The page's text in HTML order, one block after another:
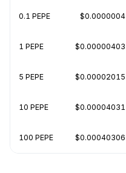
0.1 PEPE $0.0000004
1 PEPE $0.00000403
5 PEPE $0.00002015
10 PEPE $0.00004031
100 PEPE $0.00040306